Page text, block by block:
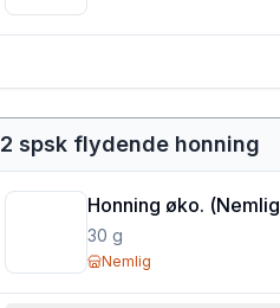
2 spsk flydende honning
Honning øko. (
30 g
Nemlig